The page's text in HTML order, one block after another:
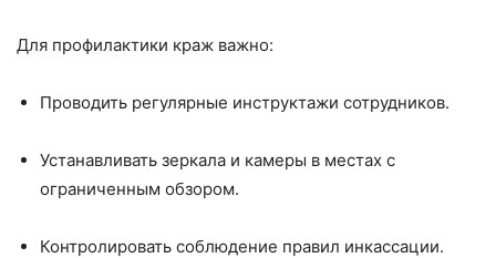
Для профилактики краж важно:
Проводить регулярные инструктажи сотрудников.
Устанавливать зеркала и камеры в местах с
ограниченным обзором.
Контролировать соблюдение правил инкассации.